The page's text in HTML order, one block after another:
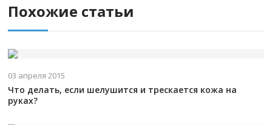
Похожие статьи
03 апреля 2015
Что делать, если шелушится и трескается кожа на
руках?